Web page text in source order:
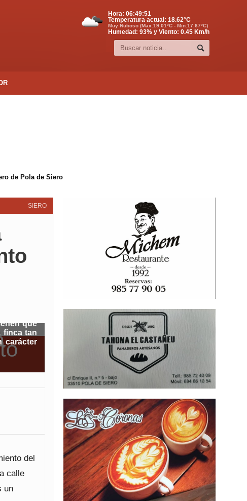
Hora: 06:49:52
Temperatura actual: 18.62°C
Muy Nuboso (Max.19.01ºC - Min.17.67ºC)
Humedad: 93% y Viento: 0.45 Km/h
de Pola de Siero
SIERO
que
finca tan
carácter
del
calle
un